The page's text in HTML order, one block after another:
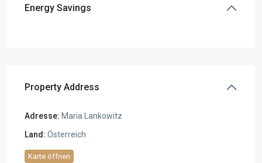
Energy Savings
Property Address
Adresse: Maria Lankowitz
Land: Österreich
Karte öffnen